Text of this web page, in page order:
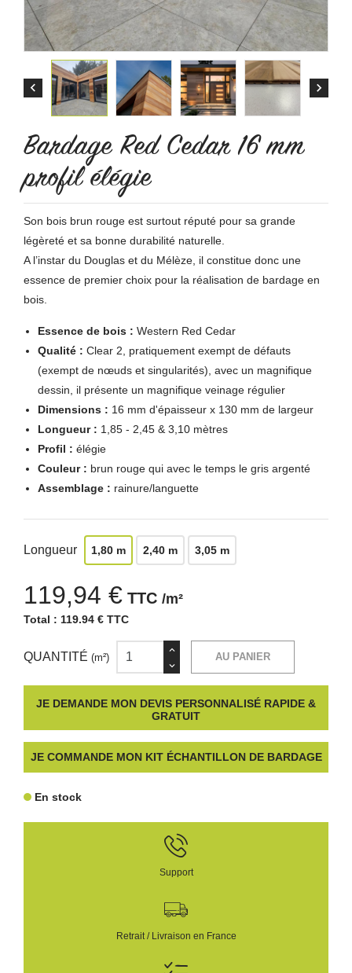
 
Bardage Red Cedar 16 mm
profil élégie
Son bois brun rouge est surtout réputé pour sa grande
légèreté et sa bonne durabilité naturelle.
A l’instar du Douglas et du Mélèze, il constitue donc une
essence de premier choix pour la réalisation de bardage en
bois.
Essence de bois : Western Red Cedar
Qualité : Clear 2, pratiquement exempt de défauts
(exempt de nœuds et singularités), avec un magnifique
dessin, il présente un magnifique veinage régulier
Dimensions : 16 mm d'épaisseur x 130 mm de largeur
Longueur : 1,85 - 2,45 & 3,10 mètres
Profil : élégie
Couleur : brun rouge qui avec le temps le gris argenté
Assemblage : rainure/languette
Longueur 1,80 m 2,40 m 3,05 m
119,94 € TTC /m²
Total : 119.94 € TTC
QUANTITÉ (m²) AU PANIER
JE DEMANDE MON DEVIS PERSONNALISÉ RAPIDE &
GRATUIT
JE COMMANDE MON KIT ÉCHANTILLON DE BARDAGE
En stock
Support
Retrait / Livraison en France